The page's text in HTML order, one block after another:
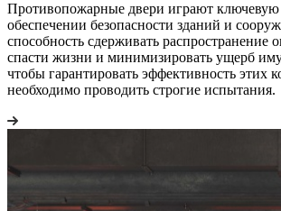
Противопожарные двери играют ключевую
обеспечении безопасности зданий и
способность сдерживать распространение
спасти жизни и минимизировать ущерб
чтобы гарантировать эффективность этих
необходимо проводить строгие испытания.